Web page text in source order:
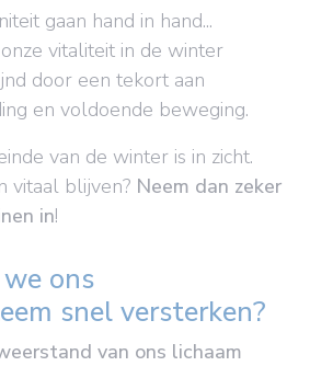
gaan hand in hand...
vitaliteit in de winter
door een tekort aan
en voldoende beweging.
van de winter is in zicht.
vitaal blijven? Neem dan zeker
in!
ons
snel versterken?
van ons lichaam